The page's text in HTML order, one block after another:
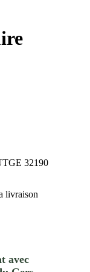
32190
livraison
avec